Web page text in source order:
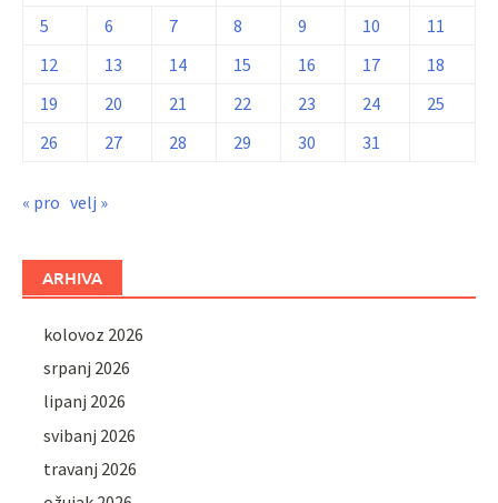
5
6 7 8 9 10
11
12
13 14 15 16 17
18
19
20 21 22 23 24
25
26
27 28 29 30 31
« pro velj »
ARHIVA
kolovoz 2026
srpanj 2026
lipanj 2026
svibanj 2026
travanj 2026